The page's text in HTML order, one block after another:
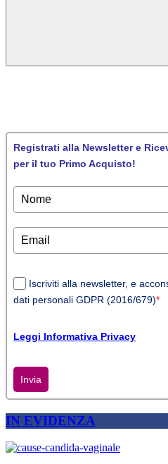
Registrati alla Newsletter e
per il tuo Primo Acquisto!
Iscriviti alla newsletter, e
dati personali GDPR (2016/679)*
Leggi Informativa Privacy
Invia
IN EVIDENZA